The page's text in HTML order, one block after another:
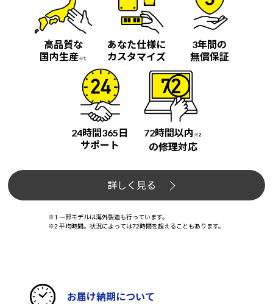
高品質な
国内生産※1
あなた仕様に
カスタマイズ
3年間の
無償保証
24時間365日
サポート
72時間以内 ※2
の修理対応
詳しく見る
※1 一部モデルは海外製造も行っています。
※2 平均時間。状況によっては72時間を超えることもあります。
お届け納期について